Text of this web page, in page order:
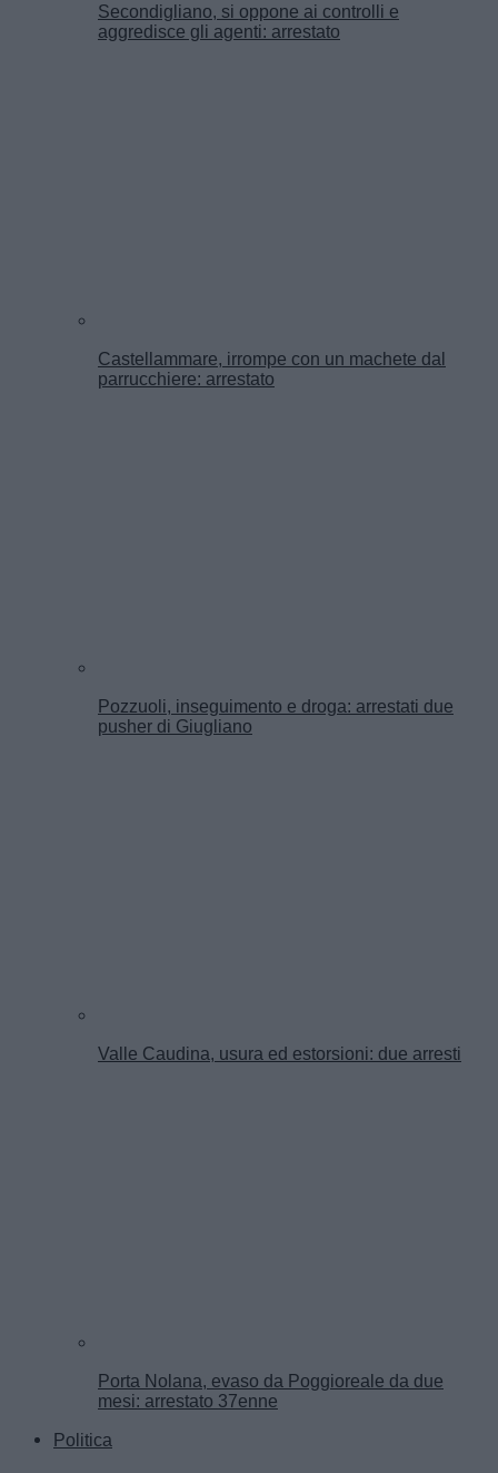
Secondigliano, si oppone ai controlli e
aggredisce gli agenti: arrestato
Castellammare, irrompe con un machete dal
parrucchiere: arrestato
Pozzuoli, inseguimento e droga: arrestati due
pusher di Giugliano
Valle Caudina, usura ed estorsioni: due arresti
Porta Nolana, evaso da Poggioreale da due
mesi: arrestato 37enne
Politica